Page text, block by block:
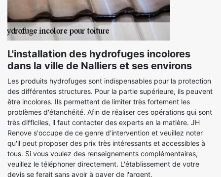
L'installation des hydrofuges incolores
dans la ville de Nalliers et ses environs
Les produits hydrofuges sont indispensables pour la protection
des différentes structures. Pour la partie supérieure, ils peuvent
être incolores. Ils permettent de limiter très fortement les
problèmes d'étanchéité. Afin de réaliser ces opérations qui sont
très difficiles, il faut contacter des experts en la matière. JH
Renove s'occupe de ce genre d'intervention et veuillez noter
qu'il peut proposer des prix très intéressants et accessibles à
tous. Si vous voulez des renseignements complémentaires,
veuillez le téléphoner directement. L'établissement de votre
devis se ferait sans avoir à payer de l'argent.